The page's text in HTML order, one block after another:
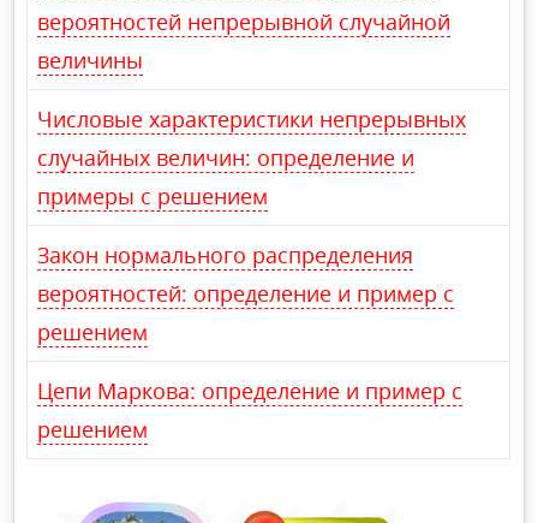
вероятностей непрерывной случайной
величины
Числовые характеристики непрерывных
случайных величин: определение и
примеры с решением
Закон нормального распределения
вероятностей: определение и пример с
решением
Цепи Маркова: определение и пример с
решением